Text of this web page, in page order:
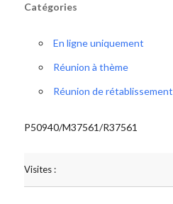
Catégories
En ligne uniquement
Réunion à thème
Réunion de rétablissement
P50940/M37561/R37561
Visites :